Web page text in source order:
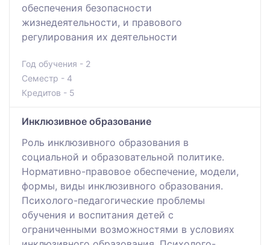
обеспечения безопасности
жизнедеятельности, и правового
регулирования их деятельности
Год обучения - 2
Семестр - 4
Кредитов - 5
Инклюзивное образование
Роль инклюзивного образования в
социальной и образовательной политике.
Нормативно-правовое обеспечение, модели,
формы, виды инклюзивного образования.
Психолого-педагогические проблемы
обучения и воспитания детей с
ограниченными возможностями в условиях